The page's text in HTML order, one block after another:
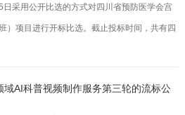
采用公开比选的方式对四川省预防医学会宫
）项目进行开标比选。截止投标时间，共有四
日由三位专家完成评定工作。现将评选结果
形式向四川省预防医学会监事会反映。受理
AI科普视频制作服务第三轮的流标公